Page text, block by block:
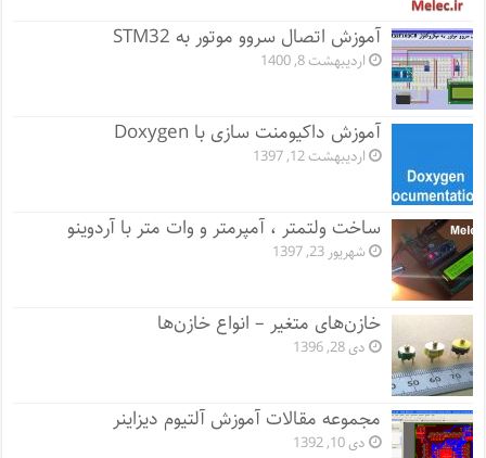
آموزش اتصال سروو موتور به STM32
اردیبهشت 8, 1400
آموزش داکیومنت سازی با Doxygen
اردیبهشت 12, 1397
ساخت ولتمتر ، آمپرمتر و وات متر با آردوینو
شهریور 23, 1397
خازن‌های متغیر – انواع خازن‌ها
دی 28, 1396
مجموعه مقالات آموزش آلتیوم دیزاینر
دی 10, 1392